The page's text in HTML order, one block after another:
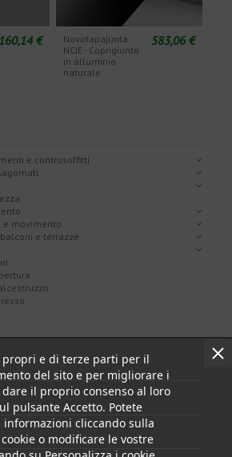
160,14 €
Novotapajunta
NCJE - Coprigiunto
in alluminio
naturale
583,06 €
e controsoffitti
e movimento
e terrazze
propri e di terze parti per il
del sito e per migliorare i
il proprio consenso al loro
pulsante Accetto. Potete
cliccando sulla
o modificare le vostre